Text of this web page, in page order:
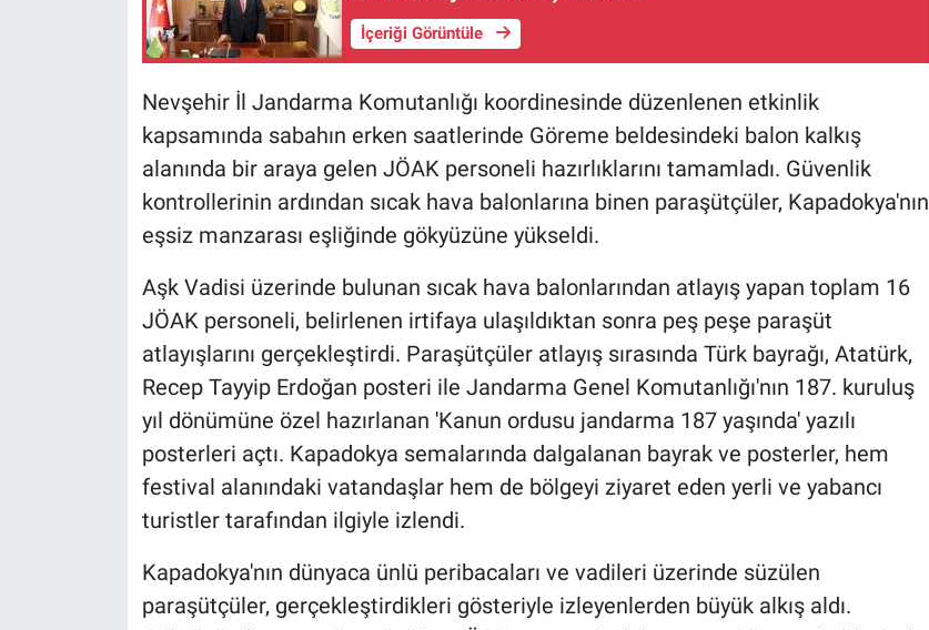
İçeriği Görüntüle
Nevşehir İl Jandarma Komutanlığı koordinesinde düzenlenen etkinlik
kapsamında sabahın erken saatlerinde Göreme beldesindeki balon kalkış
alanında bir araya gelen JÖAK personeli hazırlıklarını tamamladı. Güvenlik
kontrollerinin ardından sıcak hava balonlarına binen paraşütçüler, Kapadokya'nın
eşsiz manzarası eşliğinde gökyüzüne yükseldi.
Aşk Vadisi üzerinde bulunan sıcak hava balonlarından atlayış yapan toplam 16
JÖAK personeli, belirlenen irtifaya ulaşıldıktan sonra peş peşe paraşüt
atlayışlarını gerçekleştirdi. Paraşütçüler atlayış sırasında Türk bayrağı, Atatürk,
Recep Tayyip Erdoğan posteri ile Jandarma Genel Komutanlığı'nın 187. kuruluş
yıl dönümüne özel hazırlanan 'Kanun ordusu jandarma 187 yaşında' yazılı
posterleri açtı. Kapadokya semalarında dalgalanan bayrak ve posterler, hem
festival alanındaki vatandaşlar hem de bölgeyi ziyaret eden yerli ve yabancı
turistler tarafından ilgiyle izlendi.
Kapadokya'nın dünyaca ünlü peribacaları ve vadileri üzerinde süzülen
paraşütçüler, gerçekleştirdikleri gösteriyle izleyenlerden büyük alkış aldı.